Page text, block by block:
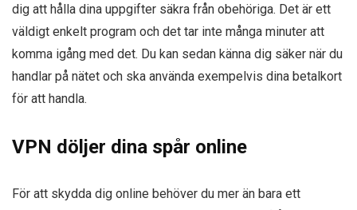
dig att hålla dina uppgifter säkra från obehöriga. Det är ett
väldigt enkelt program och det tar inte många minuter att
komma igång med det. Du kan sedan känna dig säker när du
handlar på nätet och ska använda exempelvis dina betalkort
för att handla.
VPN döljer dina spår online
För att skydda dig online behöver du mer än bara ett